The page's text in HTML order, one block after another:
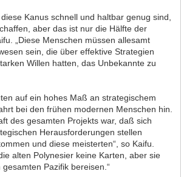
Kanus schnell und haltbar genug sind,
aber das ist nur die Hälfte der
„Diese Menschen müssen allesamt
sein, die über effektive Strategien
Willen hatten, das Unbekannte zu
auf ein hohes Maß an strategischem
bei den frühen modernen Menschen hin.
des gesamten Projekts war, daß sich
Herausforderungen stellen
und diese meisterten“, so Kaifu.
alten Polynesier keine Karten, aber sie
Pazifik bereisen.“